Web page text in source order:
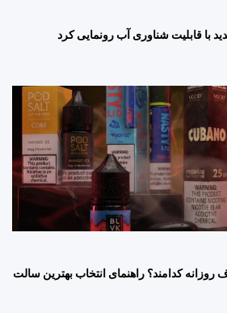
با قابلیت شناوری آب رونمایی کرد
کدامند؟ راهنمای انتخاب بهترین سالت